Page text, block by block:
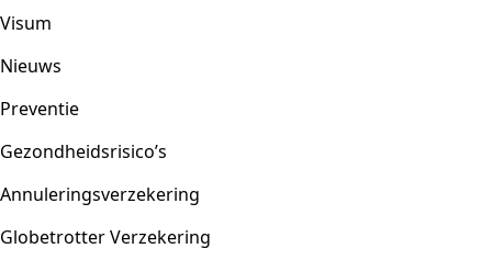
Visum
Nieuws
Preventie
Gezondheidsrisico’s
Annuleringsverzekering
Globetrotter Verzekering